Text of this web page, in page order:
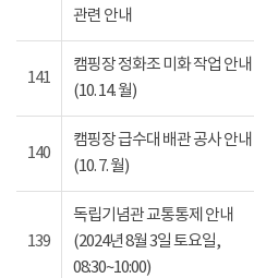
관련 안내
141
캠핑장 정화조 미화 작업 안내
(10. 14. 월)
140
캠핑장 급수대 배관 공사 안내
(10. 7. 월)
139
독립기념관 교통통제 안내
(2024년 8월 3일 토요일,
08:30~10:00)